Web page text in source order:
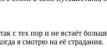
с тех пор и не встаёт
я смотрю на её страдания.